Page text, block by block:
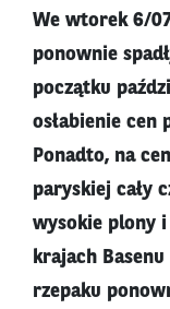
We wtorek 6/
ponownie
początku
osłabienie cen
Ponadto, na
paryskiej cały
wysokie plony
krajach
rzepaku